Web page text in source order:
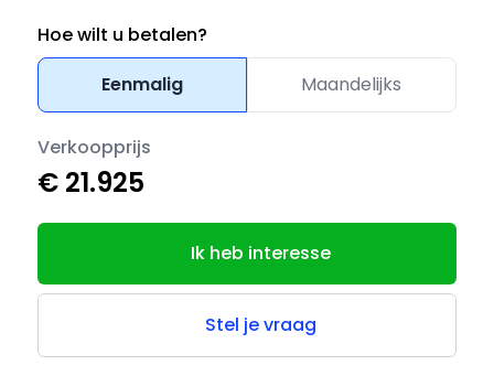
Hoe wilt u betalen?
Eenmalig
Maandelijks
Verkoopprijs
€ 21.925
Ik heb interesse
Stel je vraag